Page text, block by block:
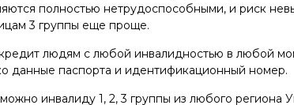
полностью нетрудоспособными, и риск
3 группы еще проще.
людям с любой инвалидностью в любой
данные паспорта и идентификационный номер.
инвалиду 1, 2, 3 группы из любого региона